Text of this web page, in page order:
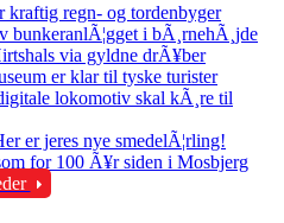
regn- og tordenbyger
bunkeranlÃ¦gget i bÃ¸rnehÃ¸jde
via gyldne drÃ¥ber
er klar til tyske turister
lokomotiv skal kÃ¸re til
er jeres nye smedelÃ¦rling!
for 100 Ã¥r siden i Mosbjerg